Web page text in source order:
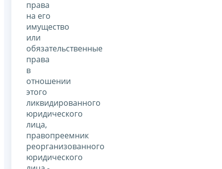
права
на его
имущество
или
обязательственные
права
в
отношении
этого
ликвидированного
юридического
лица,
правопреемник
реорганизованного
юридического